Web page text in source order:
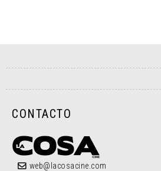
CONTACTO
web@lacosacine.com